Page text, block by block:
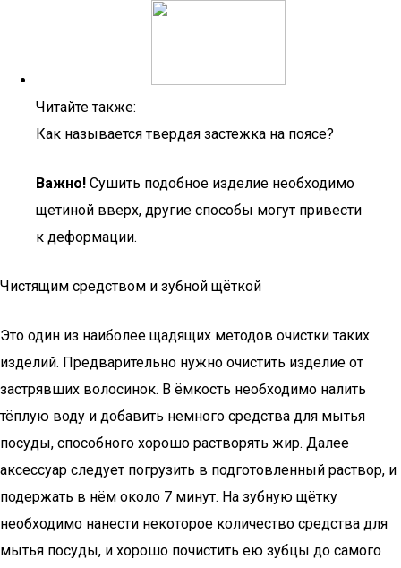
Читайте также:
Как называется твердая застежка на поясе?
Важно! Сушить подобное изделие необходимо
щетиной вверх, другие способы могут привести
к деформации.
Чистящим средством и зубной щёткой
Это один из наиболее щадящих методов очистки таких
изделий. Предварительно нужно очистить изделие от
застрявших волосинок. В ёмкость необходимо налить
тёплую воду и добавить немного средства для мытья
посуды, способного хорошо растворять жир. Далее
аксессуар следует погрузить в подготовленный раствор, и
подержать в нём около 7 минут. На зубную щётку
необходимо нанести некоторое количество средства для
мытья посуды, и хорошо почистить ею зубцы до самого